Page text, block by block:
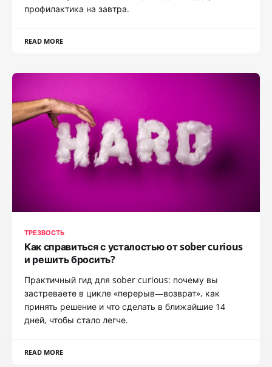
профилактика на завтра.
READ MORE
ТРЕЗВОСТЬ
Как справиться с усталостью от sober curious
и решить бросить?
Практичный гид для sober curious: почему вы
застреваете в цикле «перерыв—возврат», как
принять решение и что сделать в ближайшие 14
дней, чтобы стало легче.
READ MORE